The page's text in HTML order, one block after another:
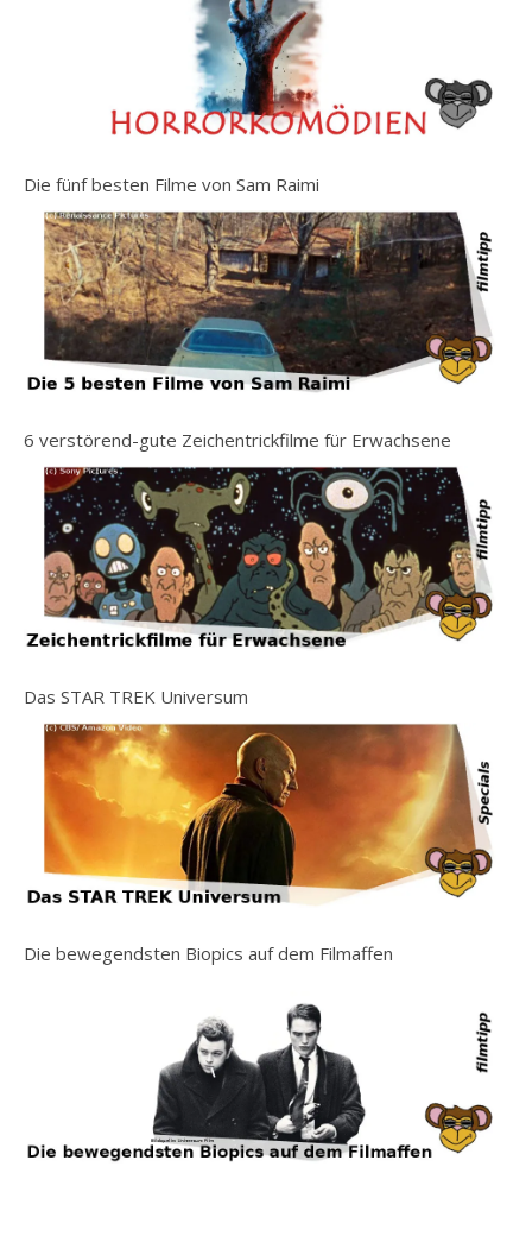
Die fünf besten Filme von Sam Raimi
6 verstörend-gute Zeichentrickfilme für Erwachsene
Das STAR TREK Universum
Die bewegendsten Biopics auf dem Filmaffen